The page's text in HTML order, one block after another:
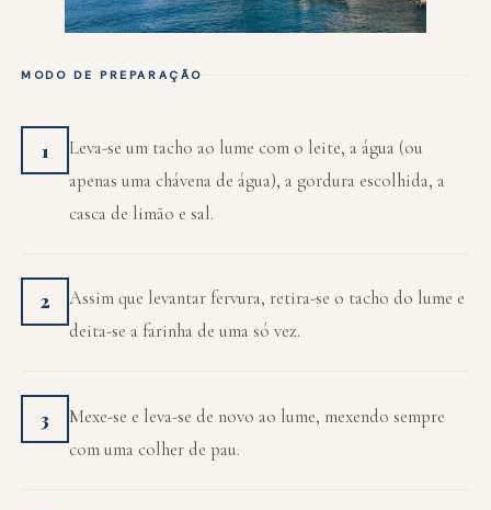
MODO DE PREPARAÇÃO
1
Leva-se um tacho ao lume com o leite, a água (ou
apenas uma chávena de água), a gordura escolhida, a
casca de limão e sal.
2
Assim que levantar fervura, retira-se o tacho do lume e
deita-se a farinha de uma só vez.
3
Mexe-se e leva-se de novo ao lume, mexendo sempre
com uma colher de pau.